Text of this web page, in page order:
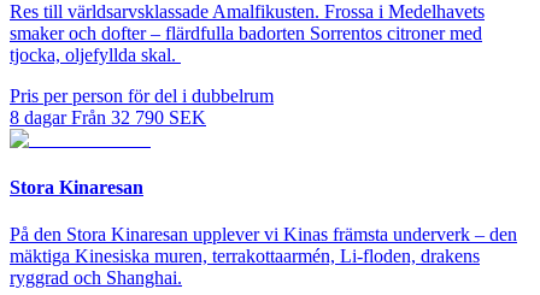
Res till världsarvsklassade Amalfikusten. Frossa i Medelhavets
smaker och dofter – flärdfulla badorten Sorrentos citroner med
tjocka, oljefyllda skal.
Pris per person för del i dubbelrum
8 dagar Från 32 790 SEK
Stora Kinaresan
På den Stora Kinaresan upplever vi Kinas främsta underverk – den
mäktiga Kinesiska muren, terrakottaarmén, Li-floden, drakens
ryggrad och Shanghai.